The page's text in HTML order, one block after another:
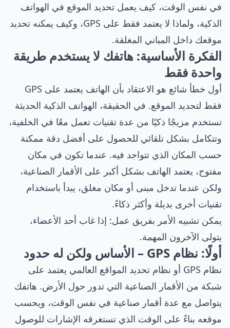
في نفس الوقت، كيف يعمل تحديد الموقع في الهواتف
الذكية، ولماذا لا يعتمد فقط على GPS، وكيف يمكنه تحديد
موقعك داخل المباني المغلقة.
الفكرة الأساسية: هاتفك لا يستخدم طريقة
واحدة فقط
أول خطأ شائع هو الاعتقاد بأن الهاتف يعتمد على GPS
فقط لتحديد الموقع. في الحقيقة، الهواتف الذكية الحديثة
تستخدم مزيجًا ذكيًا من عدة تقنيات تعمل معًا في الخلفية،
وتتكامل بشكل تلقائي للحصول على أفضل دقة ممكنة
حسب المكان الذي تتواجد فيه. عندما تكون في مكان
مفتوح، يعتمد الهاتف بشكل أكبر على الأقمار الصناعية،
ولكن عندما تدخل مبنى أو مكان مغلق، يبدأ باستخدام
تقنيات أخرى بديلة وأكثر ذكاءً.
يمكن تشبيه الأمر بفريق عمل: إذا غاب أحد الأعضاء،
يتولى الآخرون المهمة.
أولًا: نظام GPS – الأساس ولكن له حدود
نظام GPS أو نظام تحديد المواقع العالمي يعتمد على
شبكة من الأقمار الصناعية التي تدور حول الأرض. هاتفك
يتواصل مع عدة أقمار صناعية في نفس الوقت، ويحسب
موقعه بناءً على الوقت الذي تستغرقه الإشارات للوصول